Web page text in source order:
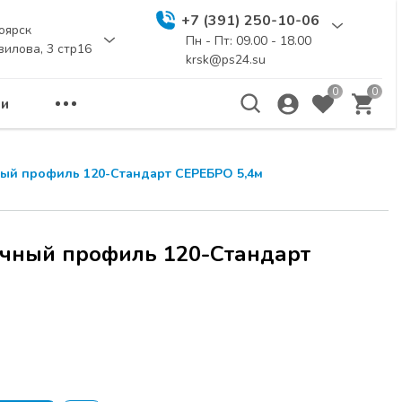
3 стр16
+7 (391) 250-10-06
Пн - Пт: 09.00 - 18.00
krsk@ps24.su
0 0
профиль 120-Стандарт СЕРЕБРО 5,4м
профиль 120-Стандарт